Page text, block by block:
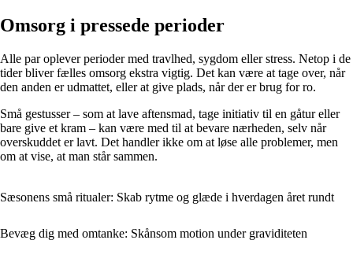
Omsorg i pressede perioder
Alle par oplever perioder med travlhed, sygdom eller stress. Netop i de
tider bliver fælles omsorg ekstra vigtig. Det kan være at tage over, når
den anden er udmattet, eller at give plads, når der er brug for ro.
Små gestusser – som at lave aftensmad, tage initiativ til en gåtur eller
bare give et kram – kan være med til at bevare nærheden, selv når
overskuddet er lavt. Det handler ikke om at løse alle problemer, men
om at vise, at man står sammen.
Sæsonens små ritualer: Skab rytme og glæde i hverdagen året rundt
Bevæg dig med omtanke: Skånsom motion under graviditeten